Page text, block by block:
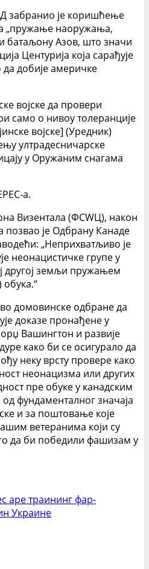
забранио је коришћење
„пружање наоружања,
батаљону Азов, што значи
Центурија која сарађује
да добије америчке
војске да провери
само о нивоу толеранције
војске] (Уредник)
ултрадесничарске
у Оружаним снагама
а.
Визентала (ФСWЦ), након
позвао је Одбрану Канаде
„Неприхватљиво је
неонацистичке групе у
другој земљи пружањем
домовинске одбране да
доказе пронађене у
Вашингтон и развије
како би се осигурало да
неку врсту провере како
неонацизма или других
пре обуке у канадским
фундаменталног значаја
и за поштовање које
ветеранима који су
да би победили фашизам у
аре траининг фар-
Украине